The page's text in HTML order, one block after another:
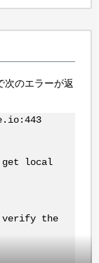
次のエラーが返
get local
verify the